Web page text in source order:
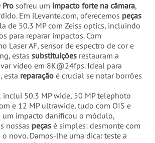
sofreu um impacto forte na câmara,
Em iLevante.com, oferecemos peças
de 50.3 MP com Zeiss optics, incluindo
para reparar impactos. Com
Laser AF, sensor de espectro de cor e
estas substituições restauram a
vídeo em 8K@24fps. Ideal para
esta reparação é crucial se notar borrões
inclui 50.3 MP wide, 50 MP telephoto
e 12 MP ultrawide, tudo com OIS e
um impacto danificou o módulo,
nossas peças é simples: desmonte com
novo. Damos-lhe uma dica: teste a